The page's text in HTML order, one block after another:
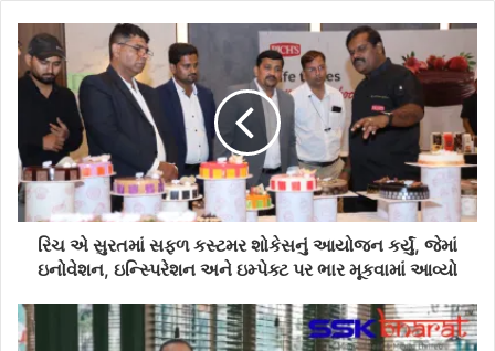
રિચ એ સુરતમાં સફળ કસ્ટમર શોકેસનું આયોજન કર્યું, જેમાં
ઇનોવેશન, ઇન્સ્પિરેશન અને ઇમ્પેક્ટ પર ભાર મૂકવામાં આવ્યો